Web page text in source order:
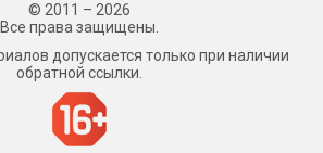
© 2011 – 2026
Все права защищены.
допускается только при наличии
обратной ссылки.